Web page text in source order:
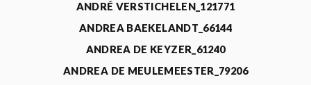
ANDRÉ VERSTICHELEN_121771
ANDREA BAEKELANDT_66144
ANDREA DE KEYZER_61240
ANDREA DE MEULEMEESTER_79206